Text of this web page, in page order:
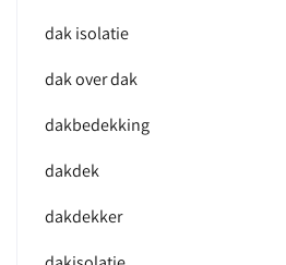
dak isolatie
dak over dak
dakbedekking
dakdek
dakdekker